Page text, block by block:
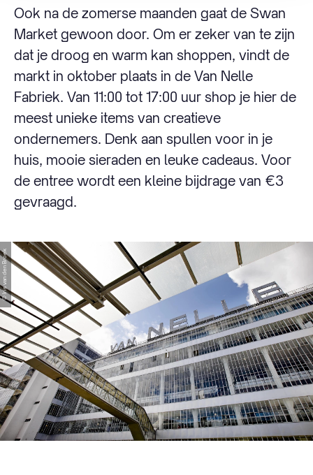
Ook na de zomerse maanden gaat de Swan
Market gewoon door. Om er zeker van te zijn
dat je droog en warm kan shoppen, vindt de
markt in oktober plaats in de Van Nelle
Fabriek. Van 11:00 tot 17:00 uur shop je hier de
meest unieke items van creatieve
ondernemers. Denk aan spullen voor in je
huis, mooie sieraden en leuke cadeaus. Voor
de entree wordt een kleine bijdrage van €3
gevraagd.
© Iris van den Broek